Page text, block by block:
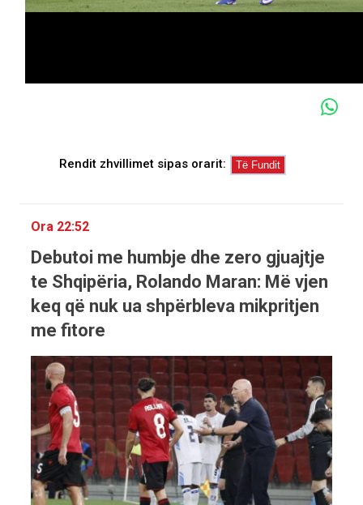
Rendit zhvillimet sipas orarit:
Ora 22:52
Debutoi me humbje dhe zero gjuajtje
te Shqipëria, Rolando Maran: Më vjen
keq që nuk ua shpërbleva mikpritjen
me fitore